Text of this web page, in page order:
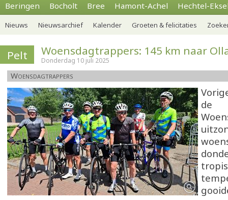
Beringen Bocholt Bree Hamont-Achel Hechtel-
Nieuws Nieuwsarchief Kalender Groeten & felicitaties
Pelt Woensdagtrappers: 145 km naar
Donderdag 10 juli 2025
Woensdagtrappers
de